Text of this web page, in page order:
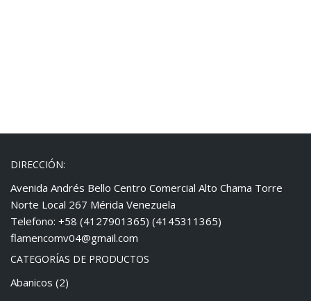
DIRECCIÓN:
Avenida Andrés Bello Centro Comercial Alto Chama Torre
Norte Local 267 Mérida Venezuela
Telefono: +58 (4127901365) (4145311365)
flamencomv04@gmail.com
CATEGORÍAS DE PRODUCTOS
Abanicos (2)